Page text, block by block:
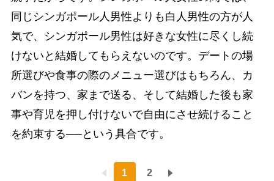
同じシンガポール人男性よりも白人男性の方が人
気で、シンガポール男性は好きな女性に尽くし続
けないと結婚してもらえないのです。デートの場
所選びや食事の際のメニュー選びはもちろん、カ
バンを持つ、家まで送る、そして結婚した後も家
事や育児を押し付けないで自由にさせ続けること
を約束する──という具合です。
1 2